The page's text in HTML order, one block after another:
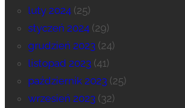
luty 2024(25)
styczeń 2024(29)
grudzień 2023(24)
listopad 2023(41)
październik 2023(25)
wrzesień 2023(32)